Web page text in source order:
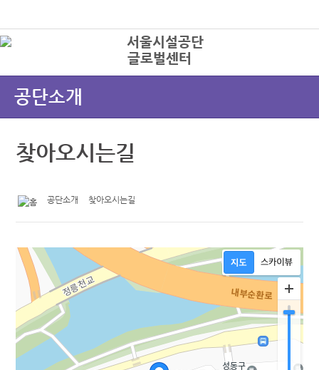
글로벌센터
공단소개
찾아오시는길
공단소개 찾아오시는길